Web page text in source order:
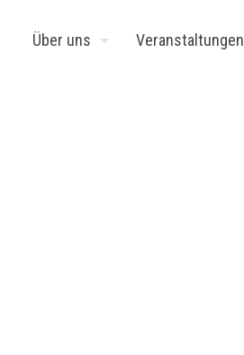
Über uns Veranstaltungen